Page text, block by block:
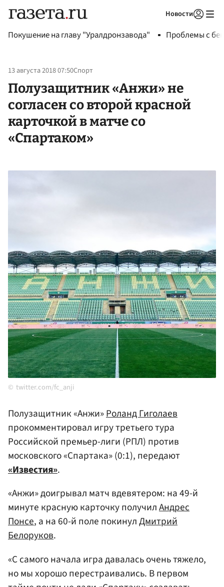
Новости
Покушение на главу "Уралдронзавода" Проблемы с
13 августа 2018 07:50Спорт
Полузащитник «Анжи» не
согласен со второй красной
карточкой в матче со
«Спартаком»
twitter.com/fc_anji
Полузащитник «Анжи»Роланд Гиголаев
прокомментировал игру третьего тура
Российской премьер-лиги (РПЛ) против
московского «Спартака» (0:1), передают
«Известия».
«Анжи» доигрывал матч вдевятером: на 49-й
минуте красную карточку получилАндрес
Понсе, а на 60-й поле покинулДмитрий
Белоруков.
«С самого начала игра давалась очень тяжело,
но мы хорошо перестраивались. В первом